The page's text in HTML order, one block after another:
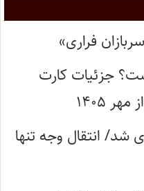
فراری»
جزئیات کارت
۱۴۰۵
شد/ انتقال وجه تنها